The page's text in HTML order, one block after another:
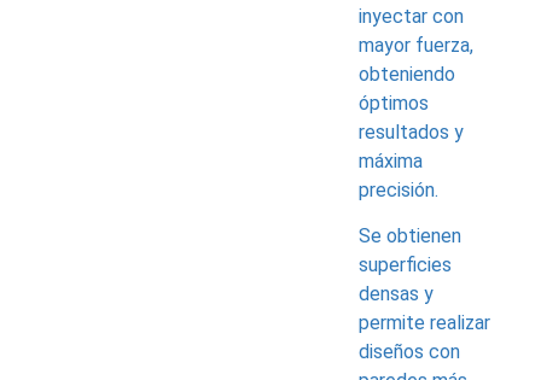
inyectar con
mayor fuerza,
obteniendo
óptimos
resultados y
máxima
precisión.
Se obtienen
superficies
densas y
permite realizar
diseños con